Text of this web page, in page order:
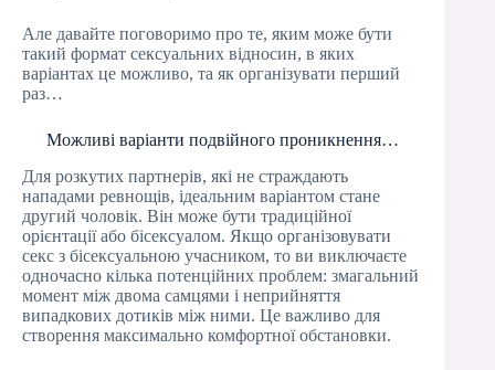
Але давайте поговоримо про те, яким може бути
такий формат сексуальних відносин, в яких
варіантах це можливо, та як організувати перший
раз…
Можливі варіанти подвійного проникнення…
Для розкутих партнерів, які не страждають
нападами ревнощів, ідеальним варіантом стане
другий чоловік. Він може бути традиційної
орієнтації або бісексуалом. Якщо організовувати
секс з бісексуальною учасником, то ви виключаєте
одночасно кілька потенційних проблем: змагальний
момент між двома самцями і неприйняття
випадкових дотиків між ними. Це важливо для
створення максимально комфортної обстановки.